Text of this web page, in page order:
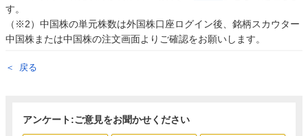
す。
（※2）中国株の単元株数は外国株口座ログイン後、銘柄スカウター
中国株または中国株の注文画面よりご確認をお願いします。
戻る
アンケート:ご意見をお聞かせください